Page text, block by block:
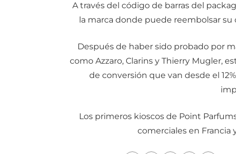
A través del código de barras del
la marca donde puede reembolsar
Después de haber sido probado por
como Azzaro, Clarins y Thierry Mugler,
de conversión que van desde el
Los primeros kioscos de Point
comerciales en Francia